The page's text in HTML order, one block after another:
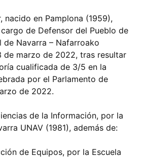
nacido en Pamplona (1959),
de Defensor del Pueblo de
de Navarra – Nafarroako
de marzo de 2022, tras resultar
cualificada de 3/5 en la
por el Parlamento de
de 2022.
de la Información, por la
UNAV (1981), además de:
de Equipos, por la Escuela